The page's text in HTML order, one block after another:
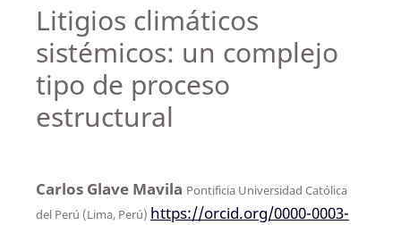
Litigios climáticos
sistémicos: un complejo
tipo de proceso
estructural
Carlos Glave Mavila Pontificia Universidad Católica
del Perú (Lima, Perú) https://orcid.org/0000-0003-